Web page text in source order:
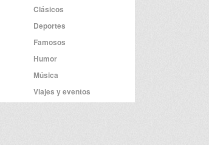
Clásicos
Deportes
Famosos
Humor
Música
Viajes y eventos